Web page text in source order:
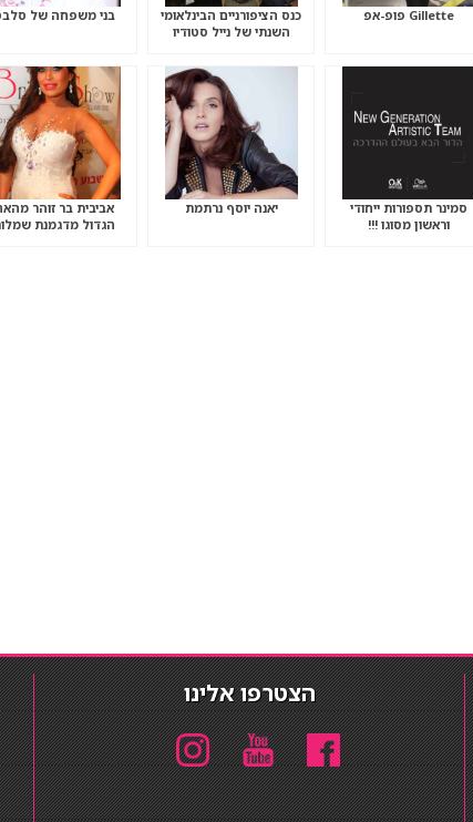
Gillette פופ-אפ
כנס הציפורניים הבינלאומי
השנתי של נייל סטודיו
בני משפחה של
סמינר תספורות ייחודי
וראשון מסוגו !!!
יאנה יוסף נרתמת
אביבית בר זוהר
הגדול מדגמנת
הצטרפו אלינו